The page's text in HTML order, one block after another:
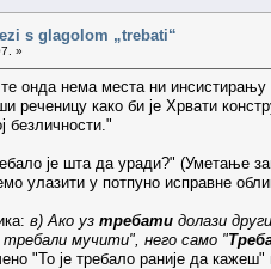
s glagolom „trebati“
»
онда нема места ни
реченицу како би је Хрвати
безличности."
је шта да уради?" (Уметање
улазити у потпуно исправне
в) Ако уз требати долази
требали мучити", него само "
"То је требало раније да